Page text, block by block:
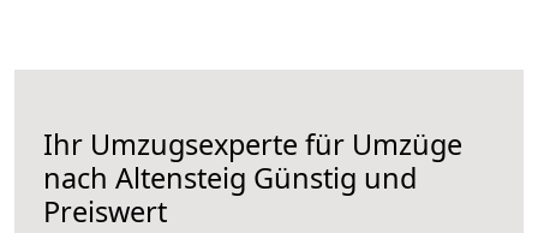
Ihr Umzugsexperte für Umzüge
nach Altensteig Günstig und
Preiswert